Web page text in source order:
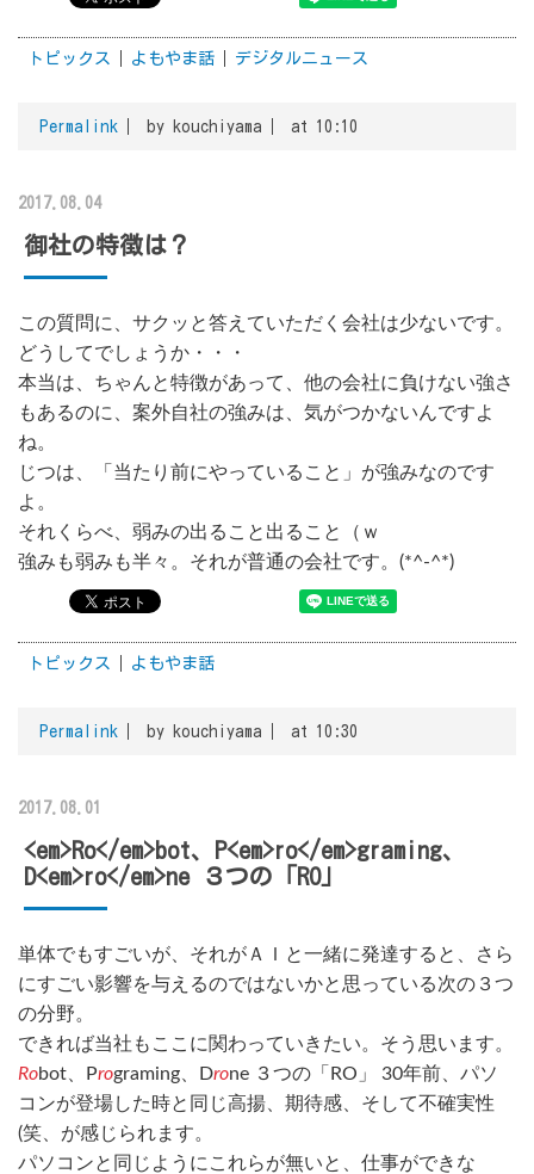
トピックス よもやま話 デジタルニュース
Permalink by kouchiyama at 10:10
2017.08.04
御社の特徴は？
この質問に、サクッと答えていただく会社は少ないです。
どうしてでしょうか・・・
本当は、ちゃんと特徴があって、他の会社に負けない強さ
もあるのに、案外自社の強みは、気がつかないんですよ
ね。
じつは、「当たり前にやっていること」が強みなのです
よ。
それくらべ、弱みの出ること出ること（ｗ
強みも弱みも半々。それが普通の会社です。(*^-^*)
トピックス よもやま話
Permalink by kouchiyama at 10:30
2017.08.01
<em>Ro</em>bot、P<em>ro</em>graming、
D<em>ro</em>ne ３つの「RO」
単体でもすごいが、それがＡＩと一緒に発達すると、さら
にすごい影響を与えるのではないかと思っている次の３つ
の分野。
できれば当社もここに関わっていきたい。そう思います。
Robot、Programing、Drone ３つの「RO」 30年前、パソ
コンが登場した時と同じ高揚、期待感、そして不確実性
(笑、が感じられます。
パソコンと同じようにこれらが無いと、仕事ができな